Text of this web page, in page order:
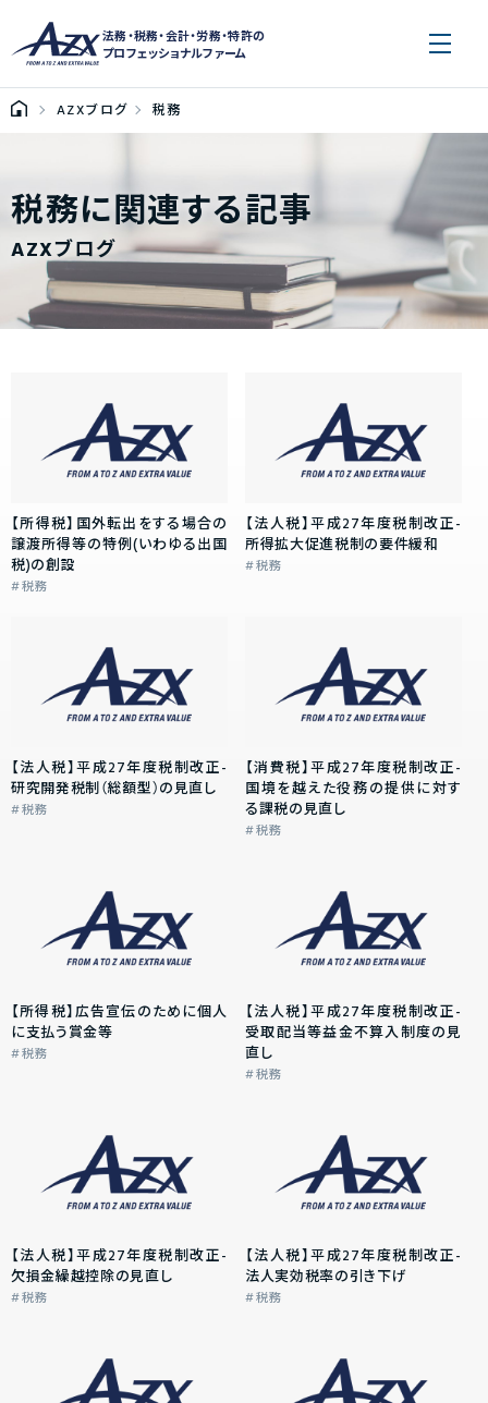
法務・税務・会計・労務・特許の
プロフェッショナルファーム
AZXブログ 税務
税務に関連する記事
AZXブログ
【所得税】国外転出をする場合の
譲渡所得等の特例(いわゆる出国
税)の創設
税務
【法人税】平成27年度税制改正-
所得拡大促進税制の要件緩和
税務
【法人税】平成27年度税制改正-
研究開発税制（総額型）の見直し
税務
【消費税】平成27年度税制改正-
国境を越えた役務の提供に対す
る課税の見直し
税務
【所得税】広告宣伝のために個人
に支払う賞金等
税務
【法人税】平成27年度税制改正-
受取配当等益金不算入制度の見
直し
税務
【法人税】平成27年度税制改正-
欠損金繰越控除の見直し
税務
【法人税】平成27年度税制改正-
法人実効税率の引き下げ
税務